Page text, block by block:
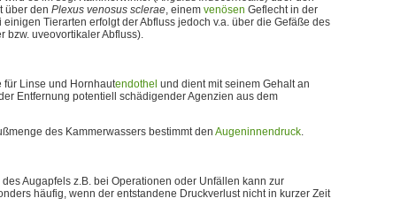
über den Plexus venosus sclerae, einem venösen Geflecht in der
Tierarten erfolgt der Abfluss jedoch v.a. über die Gefäße des
bzw. uveovortikaler Abfluss).
für Linse und Hornhautendothel und dient mit seinem Gehalt an
Entfernung potentiell schädigender Agenzien aus dem
des Kammerwassers bestimmt den Augeninnendruck.
Augapfels z.B. bei Operationen oder Unfällen kann zur
häufig, wenn der entstandene Druckverlust nicht in kurzer Zeit